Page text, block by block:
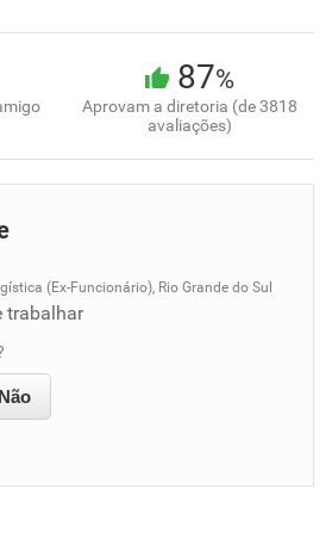
87%
Aprovam a diretoria (de 3818
avaliações)
(Ex-Funcionário), Rio Grande do Sul
trabalhar
Não